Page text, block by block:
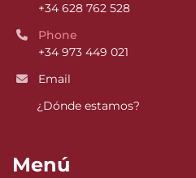
+34 628 762 528
Phone
+34 973 449 021
Email
¿Dónde estamos?
Menú